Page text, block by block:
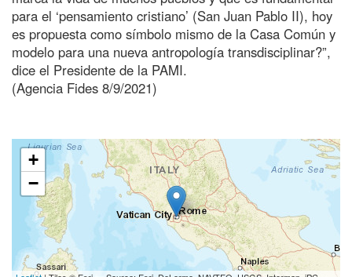
para el ‘pensamiento cristiano’ (San Juan Pablo II), hoy
es propuesta como símbolo mismo de la Casa Común y
modelo para una nueva antropología transdisciplinar?”,
dice el Presidente de la PAMI.
(Agencia Fides 8/9/2021)
+
−